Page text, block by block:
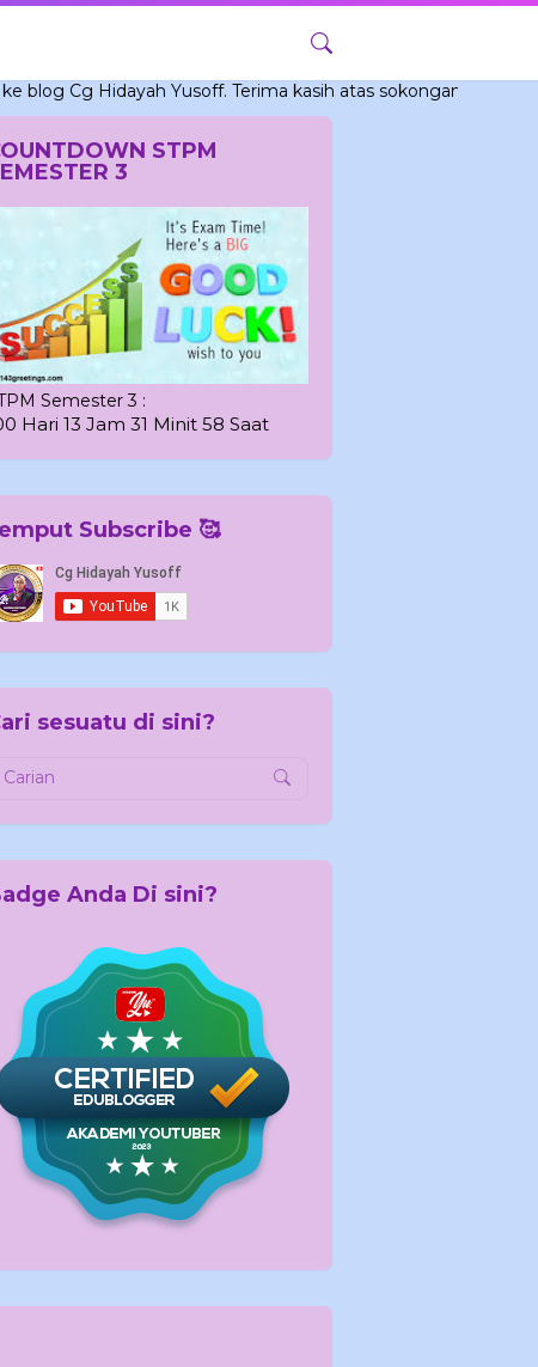
Hidayah Yusoff. Terima kasih atas sokongan.Semoga
STPM
3
Semester 3 :
Hari 13 Jam 31 Minit 57 Saat
Subscribe 🥰
sesuatu di sini?
Anda Di sini?